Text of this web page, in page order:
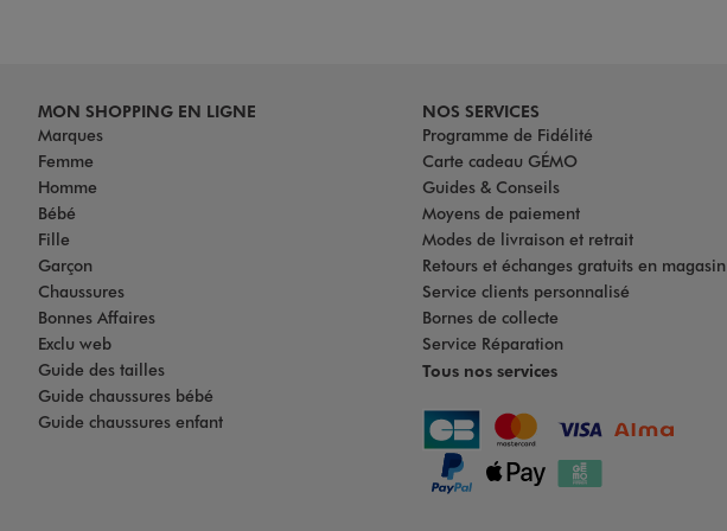
MON SHOPPING EN LIGNE
Marques
Femme
Homme
Bébé
Fille
Garçon
Chaussures
Bonnes Affaires
Exclu web
Guide des tailles
Guide chaussures bébé
Guide chaussures enfant
NOS SERVICES
Programme de Fidélité
Carte cadeau GÉMO
Guides & Conseils
Moyens de paiement
Modes de livraison et retrait
Retours et échanges gratuits en magasin
Service clients personnalisé
Bornes de collecte
Service Réparation
Tous nos services